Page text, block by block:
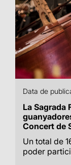
Data de
La Sagrada
Concert de
Un total de
poder